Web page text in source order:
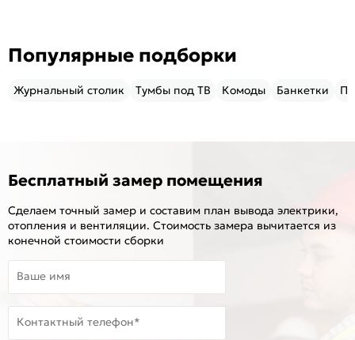
Популярные подборки
Журнальный столик Тумбы под ТВ Комоды Банкетки
Бесплатный замер помещения
Сделаем точный замер и составим план вывода электрики,
отопления и вентиляции. Стоимость замера вычитается из
конечной стоимости сборки
Ваше имя
Контактный телефон*